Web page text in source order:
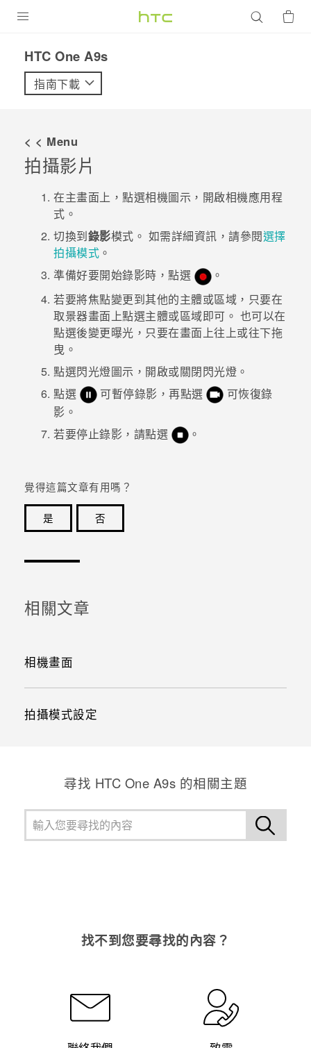
VIVE
配件
焦點訊息
校園專案
企業採購
銷售門市
銷售通路
支援服務
VIVELAND
HTC One A9s‎
指南下載
< < Menu
拍攝影片
在主畫面上，點選相機圖示，開啟相機應用程
式。
切換到錄影模式。 如需詳細資訊，請參閱選擇
拍攝模式 。
準備好要開始錄影時，點選
。
若要將焦點變更到其他的主體或區域，只要在
取景器畫面上點選主體或區域即可。 也可以在
點選後變更曝光，只要在畫面上往上或往下拖
曳。
點選閃光燈圖示，開啟或關閉閃光燈。
點選
可暫停錄影，再點選
可恢復錄
影。
若要停止錄影，請點選
。
覺得這篇文章有用嗎？
是
否
相關文章
相機畫面
拍攝模式設定
尋找 HTC One A9s 的相關主題
找不到您要尋找的內容？